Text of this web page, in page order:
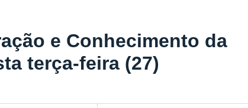
e Conhecimento da
terça-feira (27)